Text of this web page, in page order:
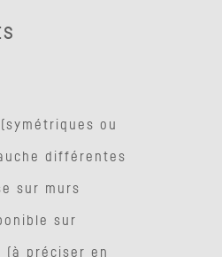
ou
différentes
sur murs
sur
(à préciser en